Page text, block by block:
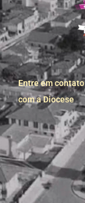
Entre em contato
com a Diocese